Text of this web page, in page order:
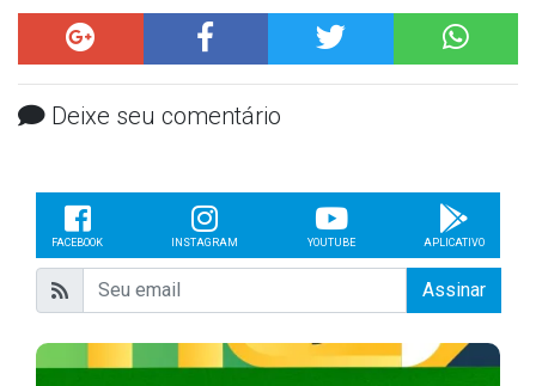
Deixe seu comentário
FACEBOOK INSTAGRAM YOUTUBE APLICATIVO
Assinar